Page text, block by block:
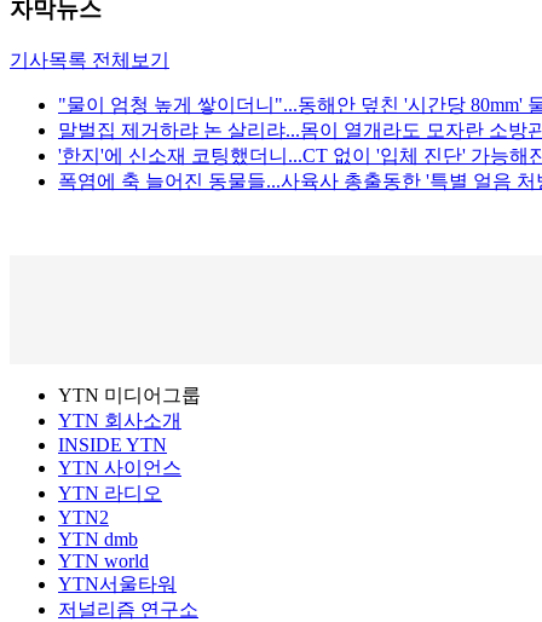
자막뉴스
기사목록 전체보기
"물이 엄청 높게 쌓이더니"...동해안 덮친 '시간당 80mm'
말벌집 제거하랴 논 살리랴...몸이 열개라도 모자란 소방
'한지'에 신소재 코팅했더니...CT 없이 '입체 진단' 가능해
폭염에 축 늘어진 동물들...사육사 총출동한 '특별 얼음
YTN 미디어그룹
YTN 회사소개
INSIDE YTN
YTN 사이언스
YTN 라디오
YTN2
YTN dmb
YTN world
YTN서울타워
저널리즘 연구소